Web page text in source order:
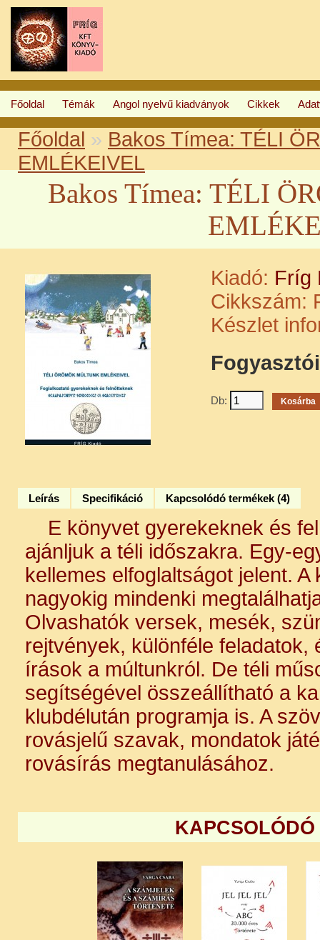
Főoldal Témák Angol nyelvű kiadványok Cikkek
Főoldal » Bakos Tímea: TÉLI
EMLÉKEIVEL
Bakos Tímea: TÉLI
Kiadó: Fríg
Cikkszám:
Készlet
Db:
Leírás Specifikáció Kapcsolódó termékek (4)
E könyvet gyerekeknek és
ajánljuk a téli időszakra. Egy-
kellemes elfoglaltságot jelent.
nagyokig mindenki
Olvashatók versek, mesék,
rejtvények, különféle feladatok,
írások a múltunkról. De téli
segítségével összeállítható a
klubdélután programja is. A
rovásjelű szavak, mondatok
rovásírás megtanulásához.